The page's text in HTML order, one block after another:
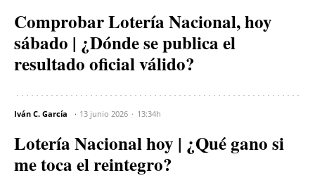
Comprobar Lotería Nacional, hoy
sábado | ¿Dónde se publica el
resultado oficial válido?
Iván C. García 13 junio 2026 13:34h
Lotería Nacional hoy | ¿Qué gano si
me toca el reintegro?